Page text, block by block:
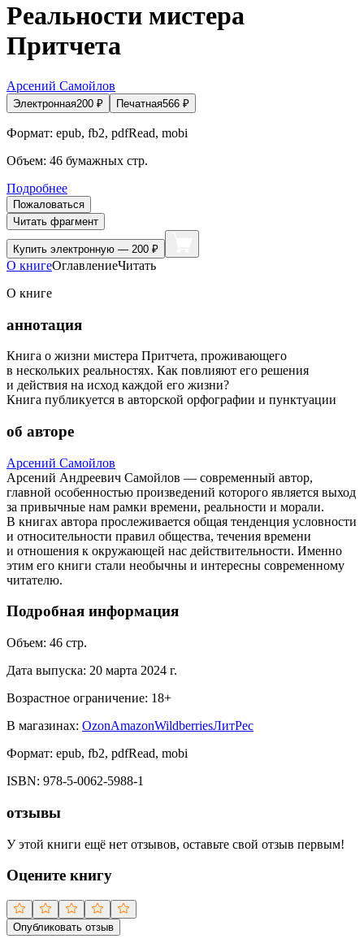
Реальности мистера
Притчета
Арсений Самойлов
Электронная200 ₽ Печатная566 ₽
Формат: epub, fb2, pdfRead, mobi
Объем: 46 бумажных стр.
Подробнее
Пожаловаться
Читать фрагмент
Купить электронную — 200 ₽
О книгеОглавлениеЧитать
О книге
аннотация
Книга о жизни мистера Притчета, проживающего
в нескольких реальностях. Как повлияют его решения
и действия на исход каждой его жизни?
Книга публикуется в авторской орфографии и пунктуации
об авторе
Арсений Самойлов
Арсений Андреевич Самойлов — современный автор,
главной особенностью произведений которого является выход
за привычные нам рамки времени, реальности и морали.
В книгах автора прослеживается общая тенденция условности
и относительности правил общества, течения времени
и отношения к окружающей нас действительности. Именно
этим его книги стали необычны и интересны современному
читателю.
Подробная информация
Объем: 46 стр.
Дата выпуска: 20 марта 2024 г.
Возрастное ограничение: 18+
В магазинах: OzonAmazonWildberriesЛитРес
Формат: epub, fb2, pdfRead, mobi
ISBN: 978-5-0062-5988-1
отзывы
У этой книги ещё нет отзывов, оставьте свой отзыв первым!
Оцените книгу
Опубликовать отзыв